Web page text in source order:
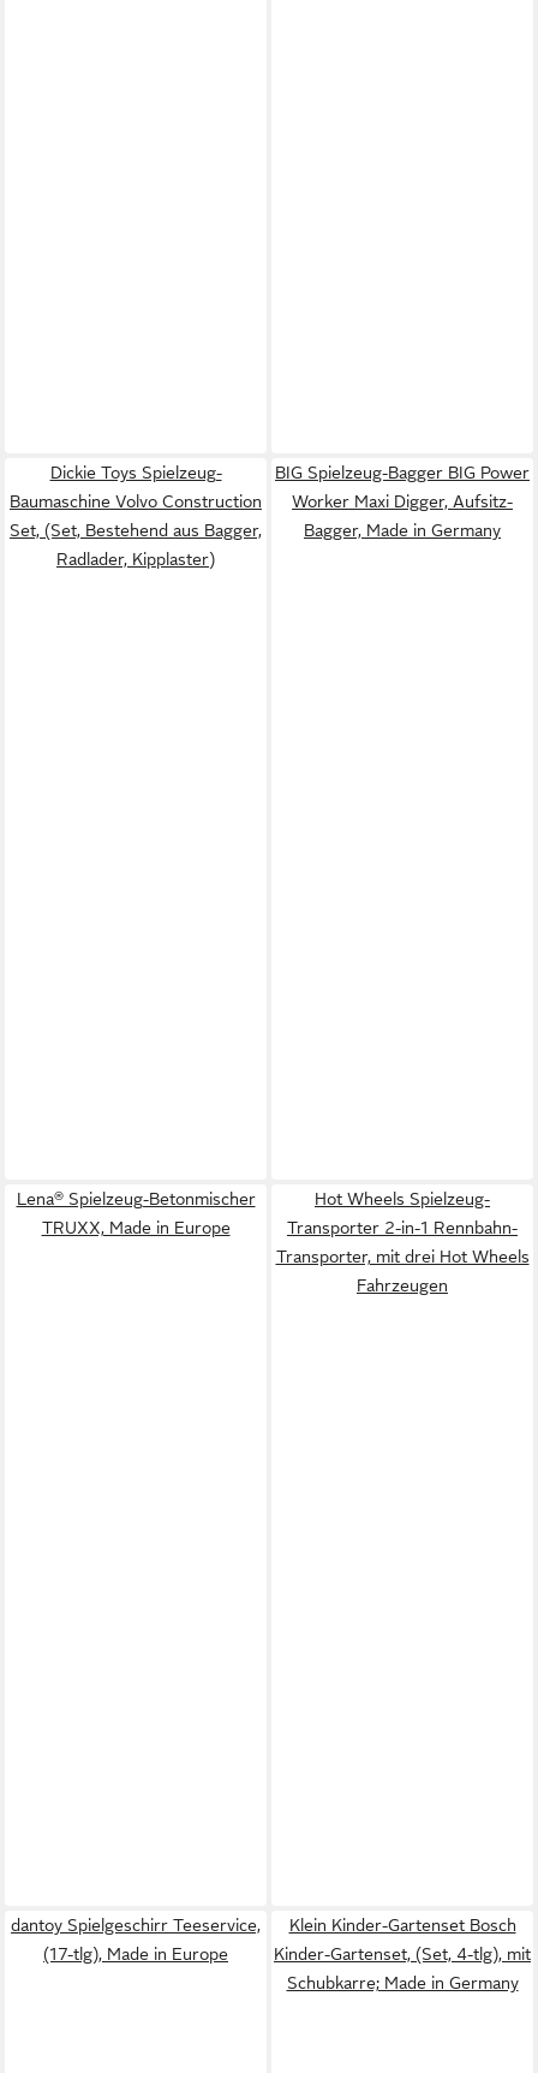
Dickie Toys Spielzeug-
Baumaschine Volvo Construction
Set, (Set, Bestehend aus Bagger,
Radlader, Kipplaster)
BIG Spielzeug-Bagger BIG Power
Worker Maxi Digger, Aufsitz-
Bagger, Made in Germany
Lena® Spielzeug-Betonmischer
TRUXX, Made in Europe
Hot Wheels Spielzeug-
Transporter 2-in-1 Rennbahn-
Transporter, mit drei Hot Wheels
Fahrzeugen
dantoy Spielgeschirr Teeservice,
(17-tlg), Made in Europe
Klein Kinder-Gartenset Bosch
Kinder-Gartenset, (Set, 4-tlg), mit
Schubkarre; Made in Germany